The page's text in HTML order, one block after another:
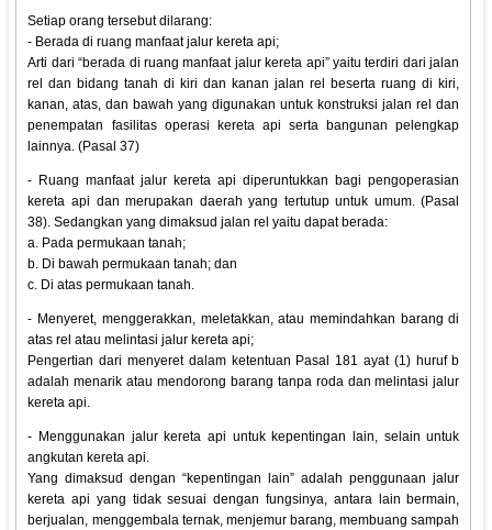
Setiap orang tersebut dilarang:
- Berada di ruang manfaat jalur kereta api;
Arti dari “berada di ruang manfaat jalur kereta api” yaitu terdiri dari jalan
rel dan bidang tanah di kiri dan kanan jalan rel beserta ruang di kiri,
kanan, atas, dan bawah yang digunakan untuk konstruksi jalan rel dan
penempatan fasilitas operasi kereta api serta bangunan pelengkap
lainnya. (Pasal 37)
- Ruang manfaat jalur kereta api diperuntukkan bagi pengoperasian
kereta api dan merupakan daerah yang tertutup untuk umum. (Pasal
38). Sedangkan yang dimaksud jalan rel yaitu dapat berada:
a. Pada permukaan tanah;
b. Di bawah permukaan tanah; dan
c. Di atas permukaan tanah.
- Menyeret, menggerakkan, meletakkan, atau memindahkan barang di
atas rel atau melintasi jalur kereta api;
Pengertian dari menyeret dalam ketentuan Pasal 181 ayat (1) huruf b
adalah menarik atau mendorong barang tanpa roda dan melintasi jalur
kereta api.
- Menggunakan jalur kereta api untuk kepentingan lain, selain untuk
angkutan kereta api.
Yang dimaksud dengan “kepentingan lain” adalah penggunaan jalur
kereta api yang tidak sesuai dengan fungsinya, antara lain bermain,
berjualan, menggembala ternak, menjemur barang, membuang sampah